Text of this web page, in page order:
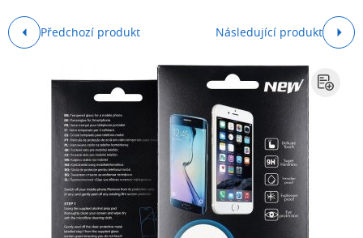
Předchozí produkt Následující produkt